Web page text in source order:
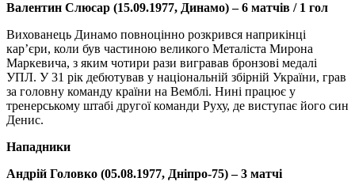
Валентин Слюсар (15.09.1977, Динамо) – 6 матчів / 1 гол
Вихованець Динамо повноцінно розкрився наприкінці
кар’єри, коли був частиною великого Металіста Мирона
Маркевича, з яким чотири рази вигравав бронзові медалі
УПЛ. У 31 рік дебютував у національній збірній України, грав
за головну команду країни на Вемблі. Нині працює у
тренерському штабі другої команди Руху, де виступає його син
Денис.
Нападники
Андрій Головко (05.08.1977, Дніпро-75) – 3 матчі